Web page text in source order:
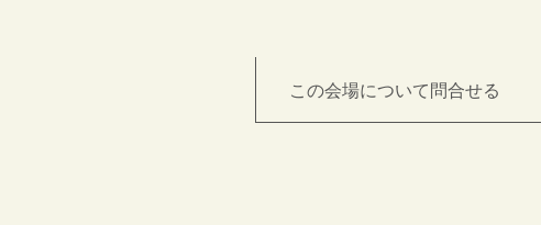
この会場について問合せる